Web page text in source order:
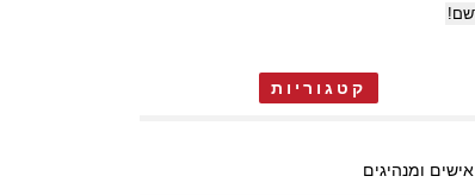
קטגוריות
אישים ומנהיגים